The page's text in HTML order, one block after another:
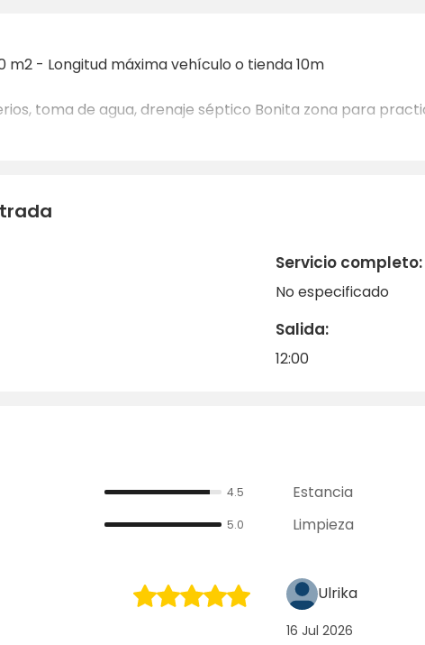
- Longitud máxima vehículo o tienda 10m
toma de agua, drenaje séptico Bonita zona para
Servicio completo:
No especificado
Salida:
12:00
4.5 Estancia
5.0 Limpieza
Ulrika
16 Jul 2026